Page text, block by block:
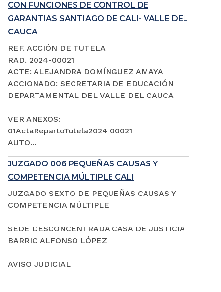
CON FUNCIONES DE CONTROL DE
GARANTIAS SANTIAGO DE CALI- VALLE DEL
CAUCA
REF. ACCIÓN DE TUTELA
RAD. 2024-00021
ACTE: ALEJANDRA DOMÍNGUEZ AMAYA
ACCIONADO: SECRETARIA DE EDUCACIÓN
DEPARTAMENTAL DEL VALLE DEL CAUCA
VER ANEXOS:
01ActaRepartoTutela2024 00021
AUTO...
JUZGADO 006 PEQUEÑAS CAUSAS Y
COMPETENCIA MÚLTIPLE CALI
JUZGADO SEXTO DE PEQUEÑAS CAUSAS Y
COMPETENCIA MÚLTIPLE
SEDE DESCONCENTRADA CASA DE JUSTICIA
BARRIO ALFONSO LÓPEZ
AVISO JUDICIAL